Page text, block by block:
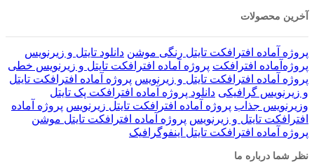
آخرین محصولات
پروژه آماده افترافکت تایتل رنگی موشن دانلود تایتل و زیرنویس‌
پروژه‌آماده افترافکت پروژه آماده افترافکت تایتل و زیرنویس خطی
پروژه آماده افترافکت تایتل و زیرنویس پروژه آماده افترافکت تایتل
و زیرنویس گرافیکی دانلود پروژه آماده افترافکت پک تایتل
وزیرنویس جذاب پروژه آماده افترافکت تایتل زیرنویس پروژه آماده
افترافکت تایتل و زیرنویس پروژه آماده افترافکت تایتل موشن
پروژه آماده افترافکت تایتل اینفوگرافیک
نظر شما درباره ما